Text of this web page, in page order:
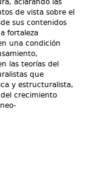
de vista sobre el
sus contenidos
fortaleza
una condición
las teorías del
que
y estructuralista,
crecimiento